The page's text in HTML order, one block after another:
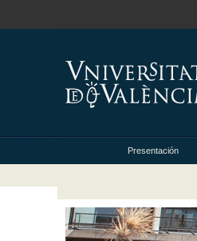
Presentación